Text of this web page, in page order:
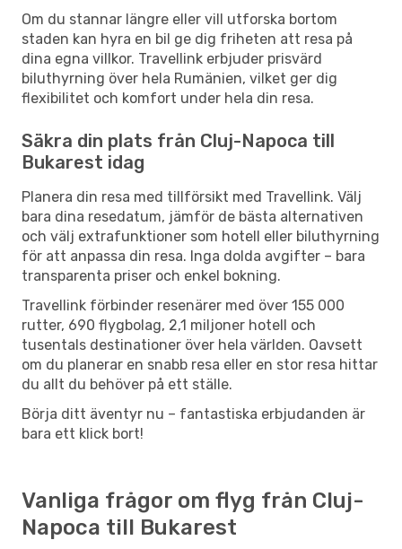
Om du stannar längre eller vill utforska bortom
staden kan hyra en bil ge dig friheten att resa på
dina egna villkor. Travellink erbjuder prisvärd
biluthyrning över hela Rumänien, vilket ger dig
flexibilitet och komfort under hela din resa.
Säkra din plats från Cluj-Napoca till
Bukarest idag
Planera din resa med tillförsikt med Travellink. Välj
bara dina resedatum, jämför de bästa alternativen
och välj extrafunktioner som hotell eller biluthyrning
för att anpassa din resa. Inga dolda avgifter – bara
transparenta priser och enkel bokning.
Travellink förbinder resenärer med över 155 000
rutter, 690 flygbolag, 2,1 miljoner hotell och
tusentals destinationer över hela världen. Oavsett
om du planerar en snabb resa eller en stor resa hittar
du allt du behöver på ett ställe.
Börja ditt äventyr nu – fantastiska erbjudanden är
bara ett klick bort!
Vanliga frågor om flyg från Cluj-
Napoca till Bukarest